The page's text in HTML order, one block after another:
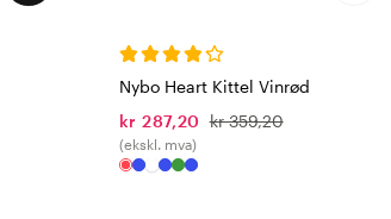
Nybo Heart Kittel Vinrød
kr 287,20 kr 359,20
(ekskl. mva)